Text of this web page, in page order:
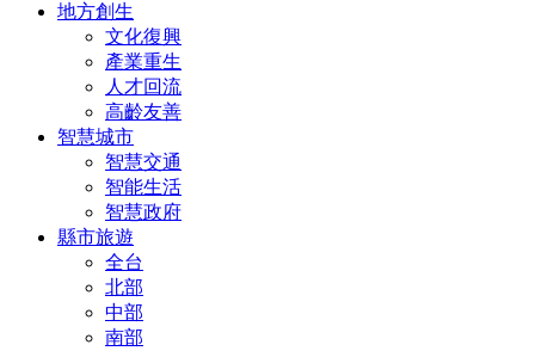
地方創生
文化復興
產業重生
人才回流
高齡友善
智慧城市
智慧交通
智能生活
智慧政府
縣市旅遊
全台
北部
中部
南部